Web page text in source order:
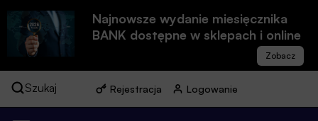
Najnowsze wydanie miesięcznika
BANK dostępne w sklepach i online
Szukaj Rejestracja Logowanie